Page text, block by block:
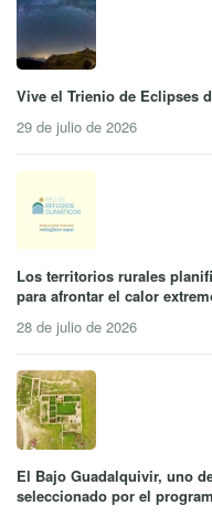
Vive el Trienio de Eclipses
29 de julio de 2026
Los territorios rurales
para afrontar el calor
28 de julio de 2026
El Bajo Guadalquivir, uno
seleccionado por el